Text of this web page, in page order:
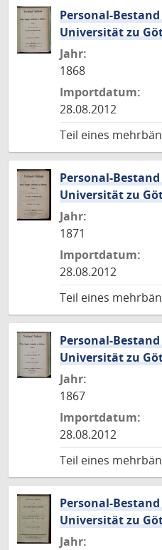
Personal-
Universität zu
Jahr:
1868
Importdatum:
28.08.2012
Teil eines
Personal-
Universität zu
Jahr:
1871
Importdatum:
28.08.2012
Teil eines
Personal-
Universität zu
Jahr:
1867
Importdatum:
28.08.2012
Teil eines
Personal-
Universität zu
Jahr: